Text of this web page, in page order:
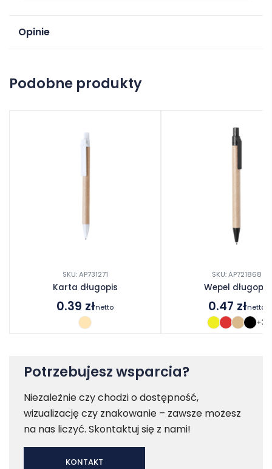
Opinie
Podobne produkty
SKU: AP731271
Karta długopis
0.39 złnetto
SKU: AP721868
Wepel długopis
0.47 złnetto
+3
Potrzebujesz wsparcia?
Niezależnie czy chodzi o dostępność,
wizualizację czy znakowanie – zawsze możesz
na nas liczyć. Skontaktuj się z nami!
KONTAKT